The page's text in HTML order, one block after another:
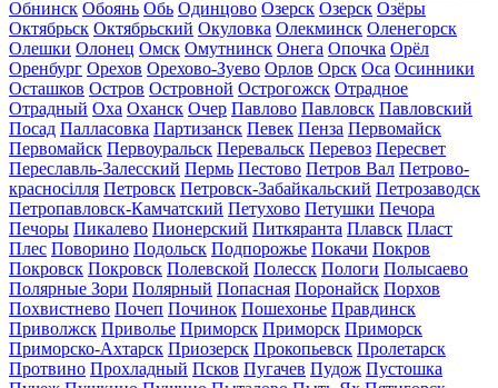
Обнинск Обоянь Обь Одинцово Озерск Озерск Озёры
Октябрьск Октябрьский Окуловка Олекминск Оленегорск
Олешки Олонец Омск Омутнинск Онега Опочка Орёл
Оренбург Орехов Орехово-Зуево Орлов Орск Оса Осинники
Осташков Остров Островной Острогожск Отрадное
Отрадный Оха Оханск Очер Павлово Павловск Павловский
Посад Палласовка Партизанск Певек Пенза Первомайск
Первомайск Первоуральск Перевальск Перевоз Пересвет
Переславль-Залесский Пермь Пестово Петров Вал Петрово-
красносілля Петровск Петровск-Забайкальский Петрозаводск
Петропавловск-Камчатский Петухово Петушки Печора
Печоры Пикалево Пионерский Питкяранта Плавск Пласт
Плес Поворино Подольск Подпорожье Покачи Покров
Покровск Покровск Полевской Полесск Пологи Полысаево
Полярные Зори Полярный Попасная Поронайск Порхов
Похвистнево Почеп Починок Пошехонье Правдинск
Приволжск Приволье Приморск Приморск Приморск
Приморско-Ахтарск Приозерск Прокопьевск Пролетарск
Протвино Прохладный Псков Пугачев Пудож Пустошка